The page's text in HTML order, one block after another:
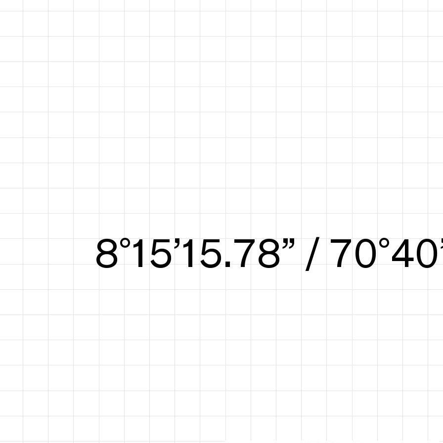
8°15’16.44” /